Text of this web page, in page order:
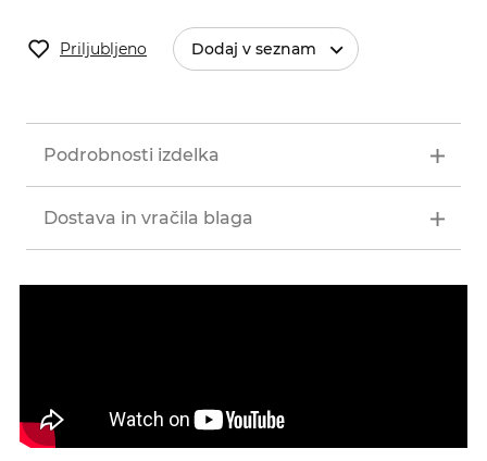
Priljubljeno Dodaj v seznam
Podrobnosti izdelka
Dostava in vračila blaga